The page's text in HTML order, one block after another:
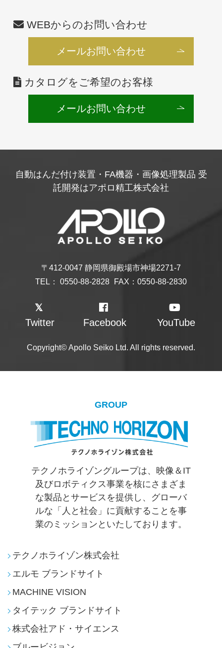
WEBからのお問い合わせ
メールお問い合わせ
カタログをご希望のお客様
メールお問い合わせ
自動はんだ付け装置・FA機器・画像処理製品 受
託開発はアポロ精工株式会社
〒412-0047 静岡県御殿場市神場2271-7
TEL：
0550-88-2828 FAX：0550-88-2830
Twitter Facebook YouTube
Copyright© Apollo Seiko Ltd. All rights reserved.
GROUP
テクノホライゾングループは、映像＆IT
及びロボティクス事業を核にさまざま
な製品とサービスを提供し、
グローバ
ルな「人と社会」に貢献することを事
業のミッションといたしております。
テクノホライゾン株式会社
エルモ ブランドサイト
MACHINE VISION
タイテック ブランドサイト
株式会社アド・サイエンス